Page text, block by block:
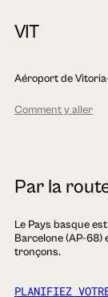
VIT
Aéroport de
Comment y aller
Par la
Le Pays basque
Barcelone (AP-68)
tronçons.
PLANIFIEZ